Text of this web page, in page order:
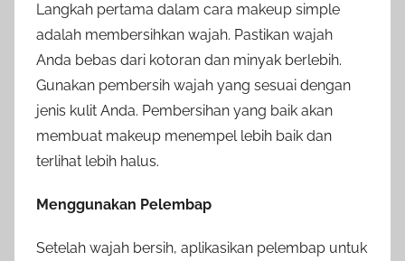
Langkah pertama dalam cara makeup simple
adalah membersihkan wajah. Pastikan wajah
Anda bebas dari kotoran dan minyak berlebih.
Gunakan pembersih wajah yang sesuai dengan
jenis kulit Anda. Pembersihan yang baik akan
membuat makeup menempel lebih baik dan
terlihat lebih halus.
Menggunakan Pelembap
Setelah wajah bersih, aplikasikan pelembap untuk